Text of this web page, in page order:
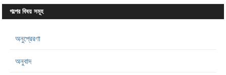
গল্পের বিষয় সমূহ
অনুপ্রেরণা
অনুবাদ